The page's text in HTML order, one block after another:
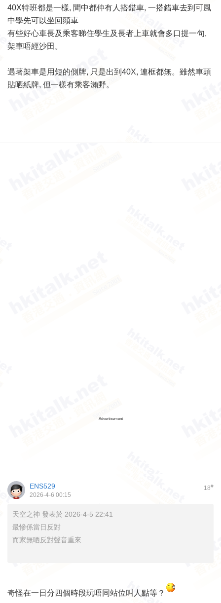
40X特班都是一樣, 間中都仲有人搭錯車, 一搭錯車去到可風
中學先可以坐回頭車
有些好心車長及乘客睇住學生及長者上車就會多口提一句,
架車唔經沙田。
遇著架車是用短的側牌, 只是出到40X, 連框都無。雖然車頭
貼哂紙牌, 但一樣有乘客瀨野。
Advertisement
18#
ENS529
2026-4-6 00:15
天空之神 發表於 2026-4-5 22:41
最慘係當日反對
而家無哂反對聲音重來
奇怪在一日分四個時段玩唔同站位叫人點等？